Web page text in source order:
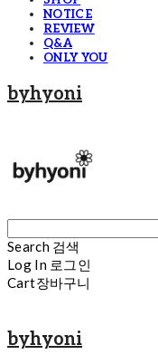
NOTICE
REVIEW
Q&A
ONLY YOU
byhyoni
Search 검색
Log In 로그인
Cart장바구니
byhyoni